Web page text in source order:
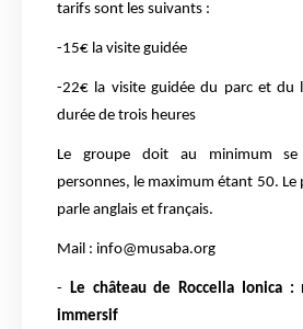
tarifs sont les suivants :
-15€ la visite guidée
-22€ la visite guidée du parc et du
durée de trois heures
Le groupe doit au minimum
personnes, le maximum étant 50. Le
parle anglais et français.
Mail : info@musaba.org
- Le château de Roccella Ionica :
immersif